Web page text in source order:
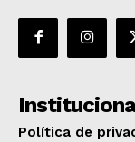
Política de